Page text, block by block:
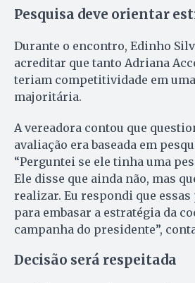
Pesquisa deve orientar
Durante o encontro, Edinho
acreditar que tanto Adriana
teriam competitividade em
majoritária.
A vereadora contou que
avaliação era baseada em
“Perguntei se ele tinha uma
Ele disse que ainda não, mas
realizar. Eu respondi que
para embasar a estratégia da
campanha do presidente”,
Decisão será respeitada